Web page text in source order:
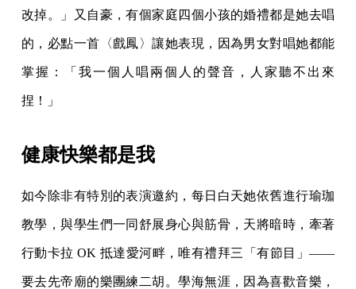
改掉。」又自豪，有個家庭四個小孩的婚禮都是她去唱
的，必點一首〈戲鳳〉讓她表現，因為男女對唱她都能
掌握：「我一個人唱兩個人的聲音，人家聽不出來
捏！」
健康快樂都是我
如今除非有特別的表演邀約，每日白天她依舊進行瑜珈
教學，與學生們一同舒展身心與筋骨，天將暗時，牽著
行動卡拉 OK 抵達愛河畔，唯有禮拜三「有節目」——
要去先帝廟的樂團練二胡。學海無涯，因為喜歡音樂，